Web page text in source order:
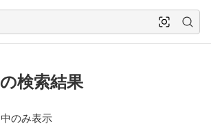
検索結果
のみ表示